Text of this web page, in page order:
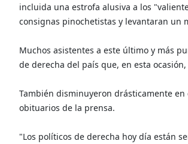
incluida una estrofa alusiva a los
consignas pinochetistas y levantaran un
Muchos asistentes a este último y más
de derecha del país que, en esta
También disminuyeron drásticamente
obituarios de la prensa.
"Los políticos de derecha hoy día están